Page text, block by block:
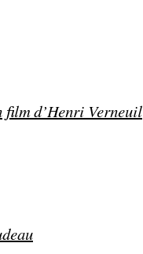
d’Henri Verneuil